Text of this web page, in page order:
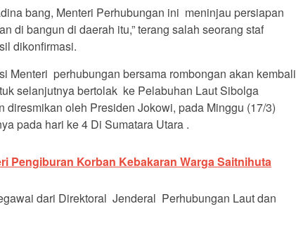
bang, Menteri Perhubungan ini meninjau persiapan
di bangun di daerah itu,” terang salah seorang staf
dikonfirmasi.
Menteri perhubungan bersama rombongan akan kembali
selanjutnya bertolak ke Pelabuhan Laut Sibolga
diresmikan oleh Presiden Jokowi, pada Minggu (17/3)
pada hari ke 4 Di Sumatara Utara .
Pengiburan Korban Kebakaran Warga Saitnihuta
dari Direktoral Jenderal Perhubungan Laut dan